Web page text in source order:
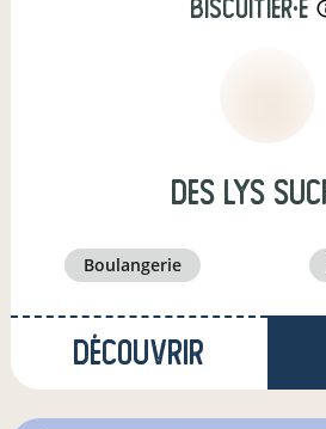
biscuitier·e
Des Lys
boulangerie
Découvrir